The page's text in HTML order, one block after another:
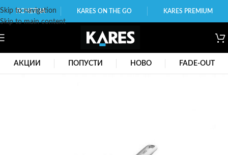
Skip to navigation
Skip to main content
ПОЧЕТНА KARES ON THE GO KARES PREMIUM
АКЦИИ ПОПУСТИ НОВО FADE-OUT